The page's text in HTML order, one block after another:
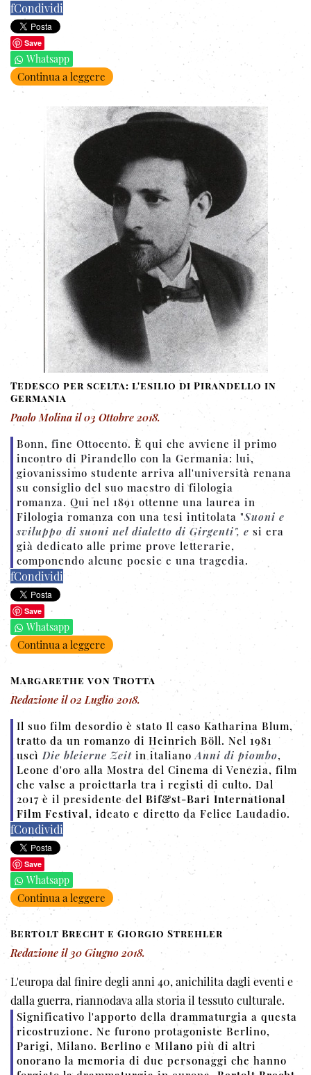
fCondividi
Save
Whatsapp
Continua a leggere
Tedesco per scelta: l'esilio di Pirandello in
Germania
Paolo Molina il03 Ottobre 2018.
Bonn, fine Ottocento. È qui che avviene il primo
incontro di Pirandello con la Germania: lui,
giovanissimo studente arriva all'università renana
su consiglio del suo maestro di filologia
romanza. Qui nel 1891 ottenne una laurea in
Filologia romanza con una tesi intitolata "Suoni e
sviluppo di suoni nel dialetto di Girgenti", e si era
già dedicato alle prime prove letterarie,
componendo alcune poesie e una tragedia.
fCondividi
Save
Whatsapp
Continua a leggere
Margarethe von Trotta
Redazione il02 Luglio 2018.
Il suo film desordio è stato Il caso Katharina Blum,
tratto da un romanzo di Heinrich Böll. Nel 1981
uscì Die bleierne Zeit in italiano Anni di piombo,
Leone d'oro alla Mostra del Cinema di Venezia, film
che valse a proiettarla tra i registi di culto. Dal
2017 è il presidente del Bif&st-Bari International
Film Festival, ideato e diretto da Felice Laudadio.
fCondividi
Save
Whatsapp
Continua a leggere
Bertolt Brecht e Giorgio Strehler
Redazione il 30 Giugno 2018.
L'europa dal finire degli anni 40, anichilita dagli eventi e
dalla guerra, riannodava alla storia il tessuto culturale.
Significativo l'apporto della drammaturgia a questa
ricostruzione. Ne furono protagoniste Berlino,
Parigi, Milano. Berlino e Milano più di altri
onorano la memoria di due personaggi che hanno